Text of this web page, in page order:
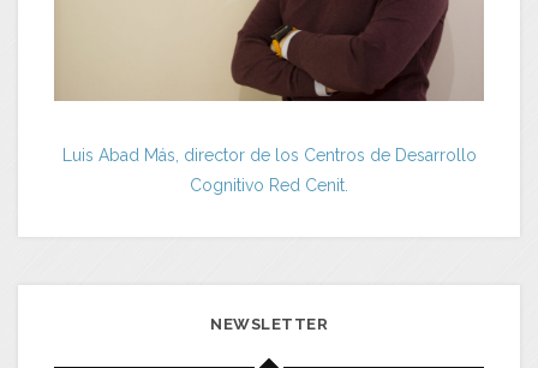
Luis Abad Más, director de los Centros de Desarrollo
Cognitivo Red Cenit.
NEWSLETTER